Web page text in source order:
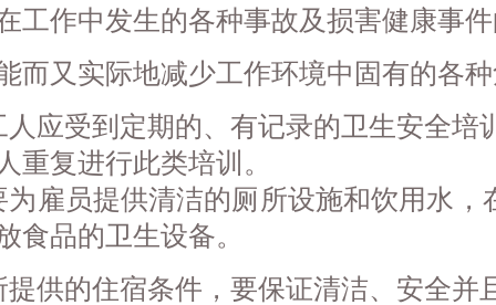
工作中发生的各种事故及损害健康事
而又实际地减少工作环境中固有的各
人应受到定期的、有记录的卫生安全培
重复进行此类培训。
为雇员提供清洁的厕所设施和饮用水，
食品的卫生设备。
提供的住宿条件，要保证清洁、安全并